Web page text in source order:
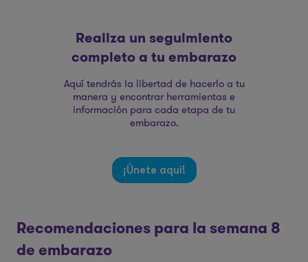
Realiza un seguimiento
completo a tu embarazo
Aquí tendrás la libertad de hacerlo a tu
manera y encontrar herramientas e
información para cada etapa de tu
embarazo.
¡Únete aquí!
Recomendaciones para la semana 8
de embarazo